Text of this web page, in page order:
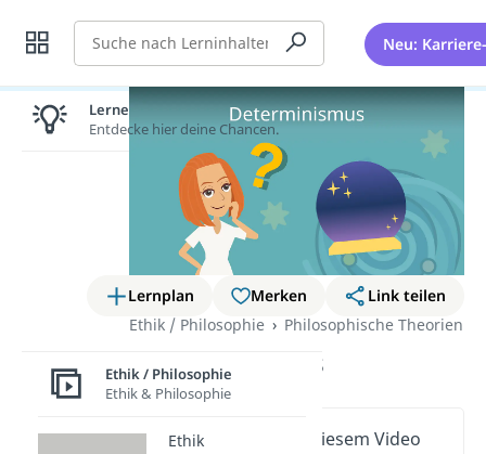
Suche Neu:
Lernplan Merken
Link teilen
Ethik / Philosophie
Philosophische Theorien
Determinismus
Wichtige Inhalte in diesem Video
Lernen lohnt sich!
Entdecke hier deine Chancen.
Ethik / Philosophie
Ethik & Philosophie
Ethik